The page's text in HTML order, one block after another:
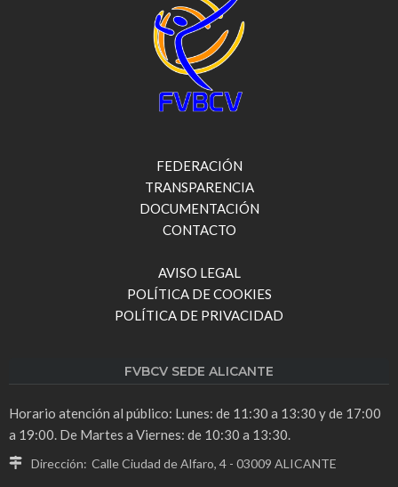
FEDERACIÓN
TRANSPARENCIA
DOCUMENTACIÓN
CONTACTO
AVISO LEGAL
POLÍTICA DE COOKIES
POLÍTICA DE PRIVACIDAD
FVBCV SEDE ALICANTE
Horario atención al público: Lunes: de 11:30 a 13:30 y de 17:00
a 19:00. De Martes a Viernes: de 10:30 a 13:30.
Dirección: Calle Ciudad de Alfaro, 4 - 03009 ALICANTE